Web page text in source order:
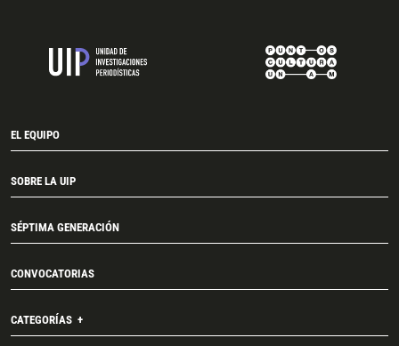
EL EQUIPO
SOBRE LA UIP
SÉPTIMA GENERACIÓN
CONVOCATORIAS
CATEGORÍAS